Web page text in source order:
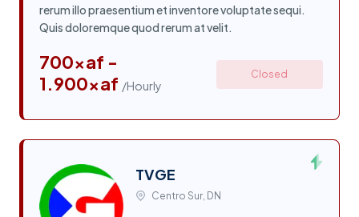
rerum illo praesentium et inventore voluptate sequi.
Quis doloremque quod rerum at velit.
700xaf -
1.900xaf /Hourly
Closed
TVGE
Centro Sur, DN